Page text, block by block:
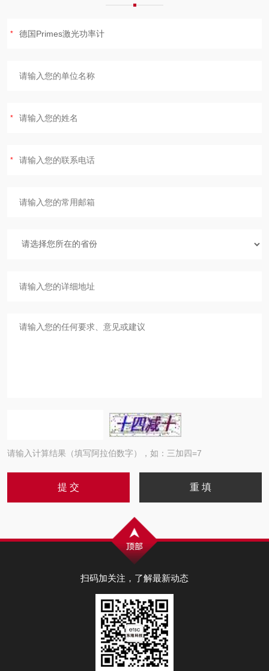
请输入计算结果（填写阿拉伯数字），如：三加四=7
扫码加关注，了解最新动态